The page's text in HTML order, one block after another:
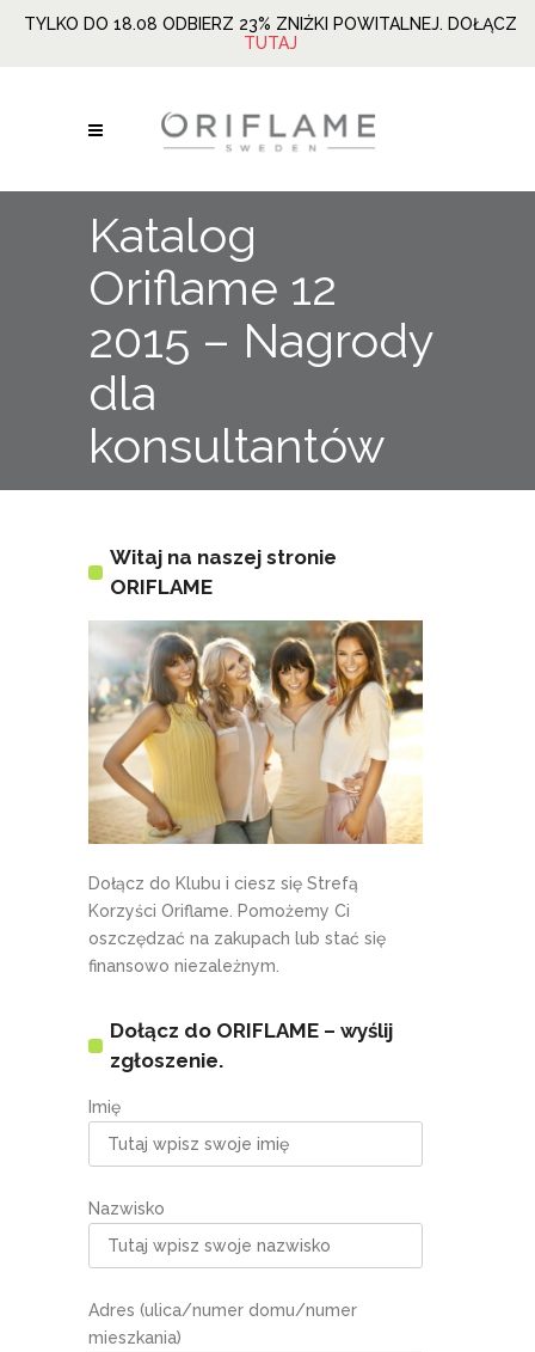
TYLKO DO 18.08 ODBIERZ 23% ZNIŻKI POWITALNEJ. DOŁĄCZ
TUTAJ
Katalog
Oriflame 12
2015 – Nagrody
dla
konsultantów
Witaj na naszej stronie
ORIFLAME
Dołącz do Klubu i ciesz się Strefą
Korzyści Oriflame. Pomożemy Ci
oszczędzać na zakupach lub stać się
finansowo niezależnym.
Dołącz do ORIFLAME – wyślij
zgłoszenie.
Imię
Nazwisko
Adres (ulica/numer domu/numer
mieszkania)